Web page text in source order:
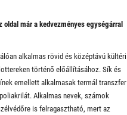
már a kedvezményes egységárral
alkalmas rövid és középtávú kültéri
történő előállításához. Sík és
emellett alkalmasak termál transzfer
Alkalmas nevek, számok
is felragasztható, mert az